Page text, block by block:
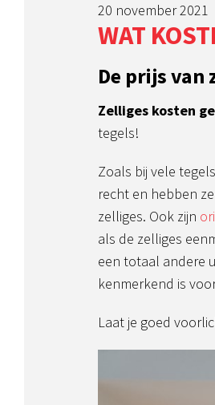
20 november 2021
WAT
De prijs van
Zelliges kosten
tegels!
Zoals bij vele
recht en hebben
zelliges. Ook zijn
als de zelliges
een totaal andere
kenmerkend is
Laat je goed